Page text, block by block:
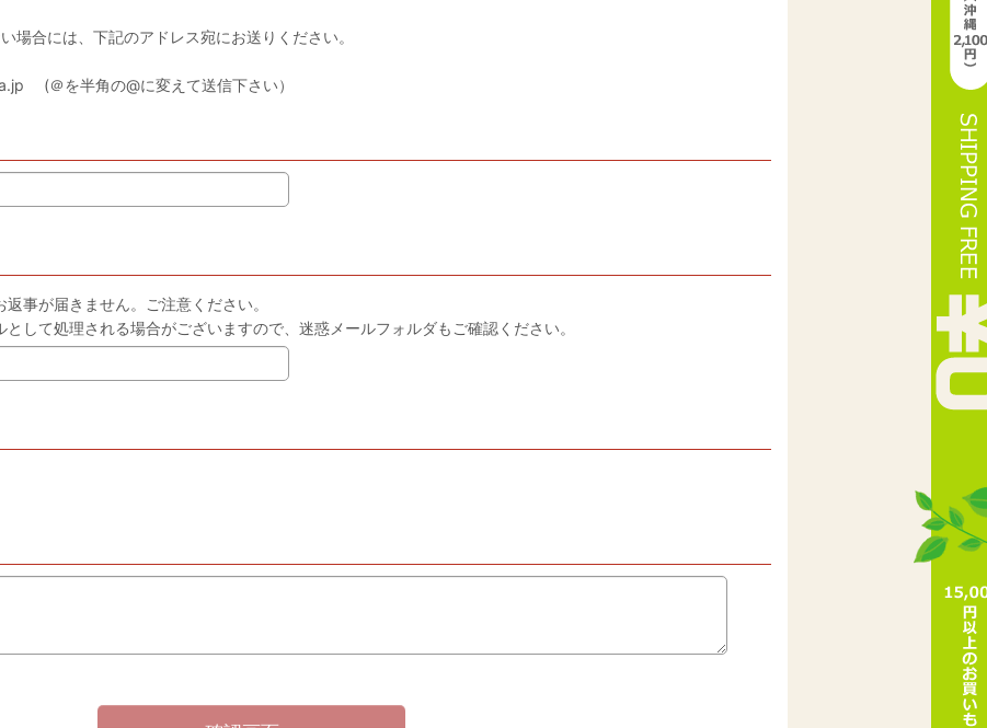
場合には、下記のアドレス宛にお送りください。
(＠を半角の@に変えて送信下さい）
事が届きません。ご注意ください。
して処理される場合がございますので、迷惑メールフォルダもご確認ください。